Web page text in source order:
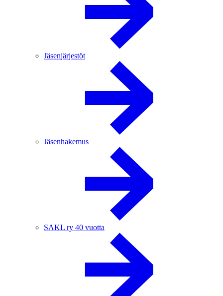
Jäsenjärjestöt
Jäsenhakemus
SAKL ry 40 vuotta